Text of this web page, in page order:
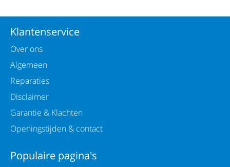
Klantenservice
Over ons
Algemeen
Reparaties
Disclaimer
Garantie & Klachten
Openingstijden & contact
Populaire pagina's